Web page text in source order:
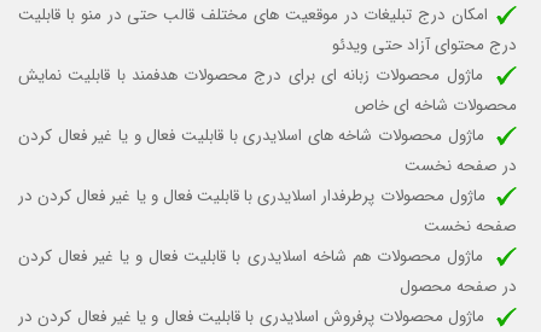
امکان درج تبلیغات در موقعیت های مختلف قالب حتی در منو با قابلیت
درج محتوای آزاد حتی ویدئو
ماژول محصولات زبانه ای برای درج محصولات هدفمند با قابلیت نمایش
محصولات شاخه ای خاص
ماژول محصولات شاخه های اسلایدری با قابلیت فعال و یا غیر فعال کردن
در صفحه نخست
ماژول محصولات پرطرفدار اسلایدری با قابلیتفعال و یا غیر فعال کردندر
صفحه نخست
ماژول محصولات هم شاخه اسلایدری با قابلیت فعال و یا غیر فعال کردن
در صفحه محصول
ماژول محصولات پرفروش اسلایدری با قابلیت فعال و یا غیر فعال کردن در